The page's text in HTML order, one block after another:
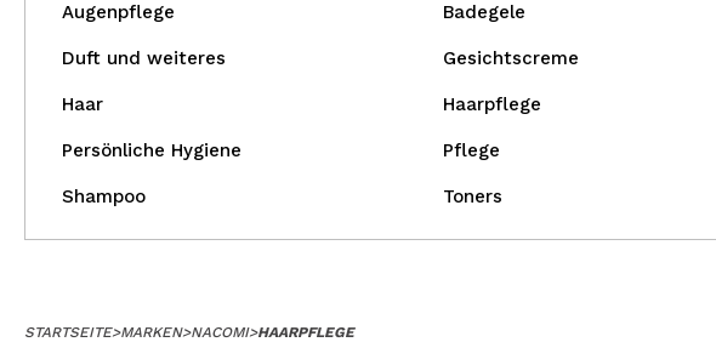
Augenpflege Badegele
Duft und weiteres Gesichtscreme
Haar Haarpflege
Persönliche Hygiene Pflege
Shampoo Toners
STARTSEITE>MARKEN>NACOMI>HAARPFLEGE